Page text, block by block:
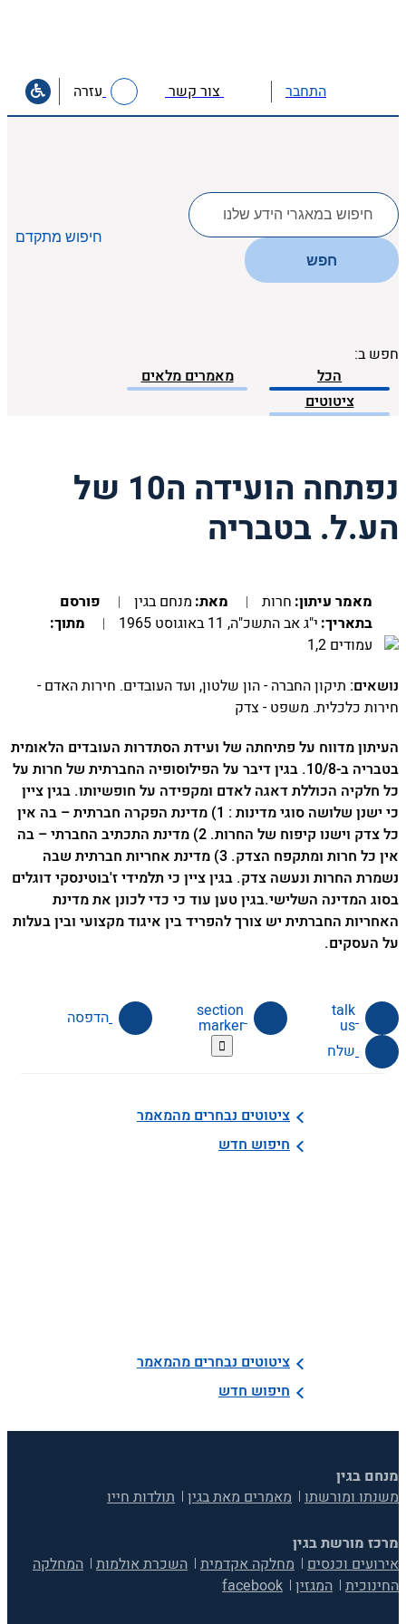
התחבר צור קשר עזרה
לחפש
ב:
חפש
חיפוש מתקדם
חפש ב:
הכל
מאמרים מלאים
ציטוטים
נפתחה הועידה ה10 של
הע.ל. בטבריה
מאמר עיתון: חרות מאת: מנחם בגין
פורסם
בתאריך: י"ג אב התשכ"ה, 11 באוגוסט 1965
מתוך:
עמודים 1,2
נושאים: תיקון החברה - הון שלטון, ועד העובדים. חירות האדם -
חירות כלכלית. משפט - צדק
העיתון מדווח על פתיחתה של ועידת הסתדרות העובדים הלאומית
בטבריה ב-10/8. בגין דיבר על הפילוסופיה החברתית של חרות על
כל חלקיה הכוללת דאגה לאדם ומקפידה על חופשיותו. בגין ציין
כי ישנן שלושה סוגי מדינות : 1) מדינת הפקרה חברתית – בה אין
כל צדק וישנו קיפוח של החרות. 2) מדינת התכתיב החברתי – בה
אין כל חרות ומתקפח הצדק. 3) מדינת אחריות חברתית שבה
נשמרת החרות ונעשה צדק. בגין ציין כי תלמידי ז'בוטינסקי דוגלים
בסוג המדינה השלישי.בגין טען עוד כי כדי לכונן את מדינת
האחריות החברתית יש צורך להפריד בין איגוד מקצועי ובין בעלות
על העסקים.
us
marker
הדפסה
שלח

ציטוטים נבחרים מהמאמר
חיפוש חדש
ציטוטים נבחרים מהמאמר
חיפוש חדש
מנחם בגין
משנתו ומורשתו מאמרים מאת בגין תולדות חייו
מרכז מורשת בגין
אירועים וכנסים מחלקה אקדמית השכרת אולמות המחלקה
החינוכית המגזין facebook